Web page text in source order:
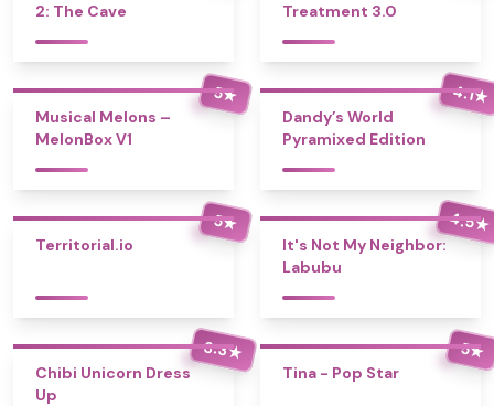
2: The Cave
Treatment 3.0
5★
Musical Melons –
MelonBox V1
4.1★
Dandy’s World
Pyramixed Edition
5★
Territorial.io
4.5★
It's Not My Neighbor:
Labubu
3.3★
Chibi Unicorn Dress
Up
5★
Tina - Pop Star